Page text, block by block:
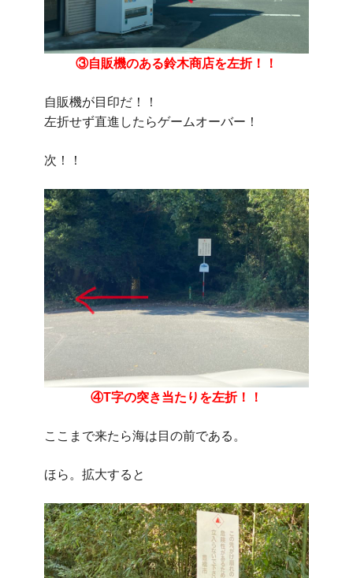
③自販機のある鈴木商店を左折！！
自販機が目印だ！！
左折せず直進したらゲームオーバー！
次！！
④T字の突き当たりを左折！！
ここまで来たら海は目の前である。
ほら。拡大すると